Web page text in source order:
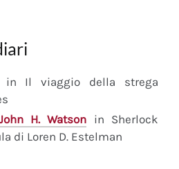
Il viaggio della strega
H. Watson in Sherlock
di Loren D. Estelman